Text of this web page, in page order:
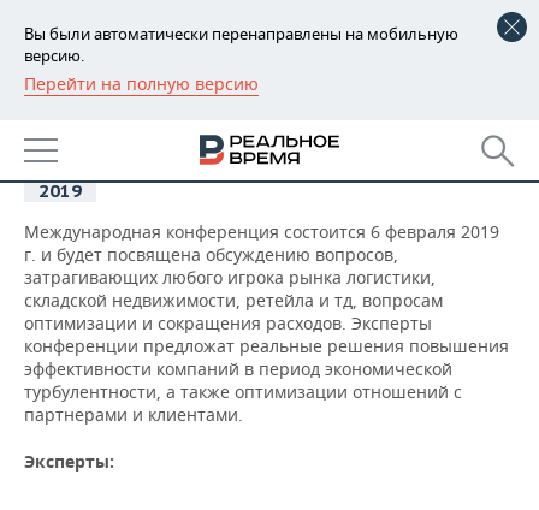
Вы были автоматически перенаправлены на мобильную
версию.
Перейти на полную версию
РЕГИОНЫ
БАШКОРТОСТАН
ТАТАРСТАН
УДМУРТИЯ
НОВОСТИ
АНАЛИТИКА
НОВОСТИ АНАЛИТИКИ
ДЕКЛАРАЦИИ О ДОХОДАХ
КОРОЛИ ГОСЗАКАЗА ПФО
ВУЗЫ ТАТАРСТАНА
КОМУ ПРИНАДЛЕЖАТ
ЭКОНОМИКА
НОВОСТИ ЭКОНОМИКИ
ФИНАНСЫ
БАНКИ
БЮДЖЕТ
ПРОМЫШЛЕННОСТЬ
НОВОСТИ
ПРОМЫШЛЕННОСТИ
НЕДВИЖИМОСТЬ
НОВОСТИ НЕДВИЖИМОСТИ
АВТО
НОВОСТИ АВТО
БИЗНЕС
06
фев
2019
будущего в Казани»
Международная конференция состоится 6 февраля 2019
г. и будет посвящена обсуждению вопросов,
затрагивающих любого игрока рынка логистики,
складской недвижимости, ретейла и тд, вопросам
оптимизации и сокращения расходов. Эксперты
конференции предложат реальные решения повышения
эффективности компаний в период экономической
турбулентности, а также оптимизации отношений с
партнерами и клиентами.
Эксперты: